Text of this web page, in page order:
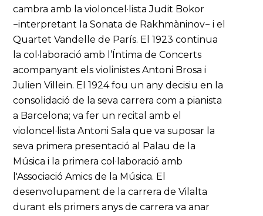
cambra amb la violoncel·lista Judit Bokor
−interpretant la Sonata de Rakhmàninov− i el
Quartet Vandelle de París. El 1923 continua
la col·laboració amb l’Íntima de Concerts
acompanyant els violinistes Antoni Brosa i
Julien Villein. El 1924 fou un any decisiu en la
consolidació de la seva carrera com a pianista
a Barcelona; va fer un recital amb el
violoncel·lista Antoni Sala que va suposar la
seva primera presentació al Palau de la
Música i la primera col·laboració amb
l'Associació Amics de la Música. El
desenvolupament de la carrera de Vilalta
durant els primers anys de carrera va anar